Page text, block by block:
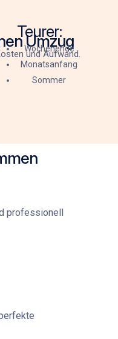
Umzug
und Aufwand.
Teurer:
Wochenende
Monatsanfang
Sommer
professionell